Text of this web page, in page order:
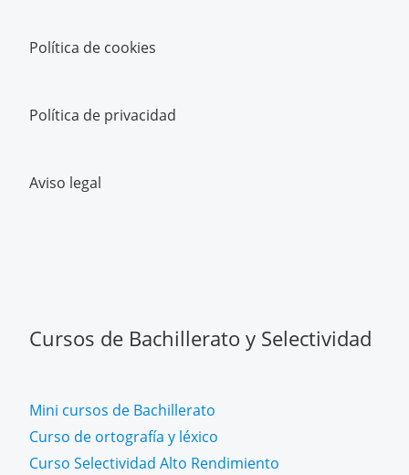
Política de cookies
Política de privacidad
Aviso legal
Cursos de Bachillerato y Selectividad
Mini cursos de Bachillerato
Curso de ortografía y léxico
Curso Selectividad Alto Rendimiento